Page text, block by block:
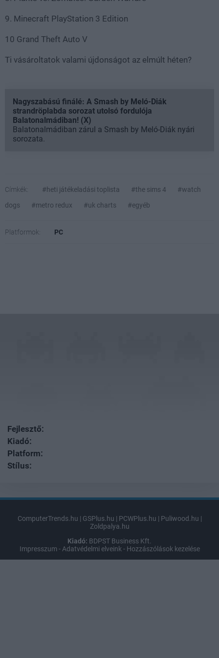
9. Minecraft PlayStation 3 Edition
10 Grand Theft Auto V
Ti vásároltatok valami újdonságot az elmúlt héten?
Nagyszabású finálé: A Smash by Meló-Diák
strandröplabda sorozat utolsó fordulója
Balatonalmádiban! (X)
Balatonalmádiban zárul a Smash by Meló-Diák nyári
sorozata.
Címkék: #heti játékeladási toplista #the sims 4
#watch
dogs
#metro redux #uk charts #egyéb
Platformok: PC
Fejlesztő:
Kiadó:
Platform:
Stílus:
ComputerTrends.hu | GSPlus.hu | PCWPlus.hu | Puliwood.hu |
Zoldpalya.hu
Kiadó: BDPST Business Kft.
Impresszum - Adatvédelmi elveink - Hozzászólások kezelése